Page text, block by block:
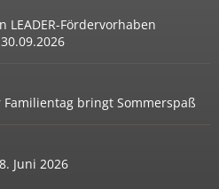
LEADER-Fördervorhaben
bringt Sommerspaß
Juni 2026